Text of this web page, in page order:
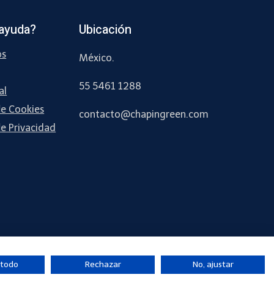
Cookies
Privacidad
Ubicación
México.
55 5461 1288
contacto@chapingreen.com
Rechazar No, ajustar